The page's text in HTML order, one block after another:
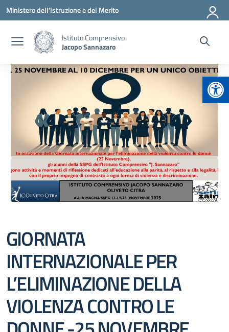
Vai ai contenuti
Vai al menu di navigazione
Vai al footer
Ministero dell'Istruzione e del Merito
Istituto Comprensivo
Jacopo Sannazaro
GIORNATA
INTERNAZIONALE PER
L’ELIMINAZIONE DELLA
VIOLENZA CONTRO LE